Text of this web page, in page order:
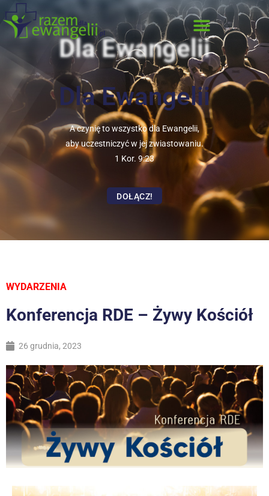
Dla Ewangelii
Dla Ewangelii
A czynię to wszystko dla Ewangelii,
aby uczestniczyć w jej zwiastowaniu.
1 Kor. 9:23
DOŁĄCZ!
WYDARZENIA
Konferencja RDE – Żywy Kościół
26 grudnia, 2023